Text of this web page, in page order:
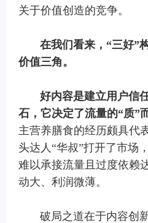
关于价值创造的竞争。
在我们看来， “三好”
价值三角。
好内容是建立用户信任
石，它决定了流量的“质”
主营养膳食的经历颇具代
头达人“华叔”打开了市场
难以承接流量且过度依赖
动大、利润微薄。
破局之道在于内容创新